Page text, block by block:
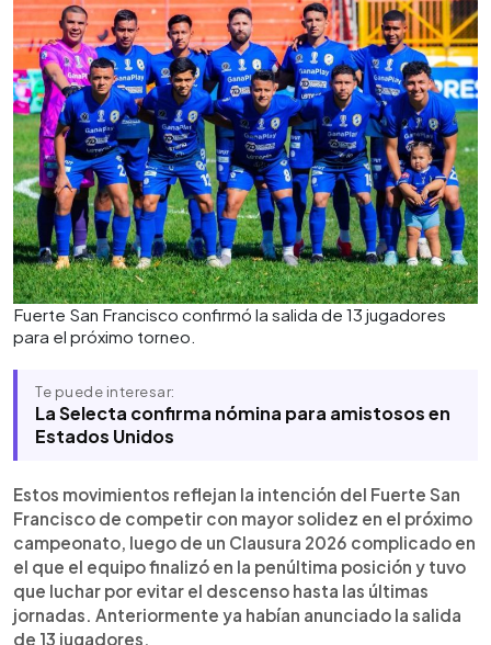
Fuerte San Francisco confirmó la salida de 13 jugadores
para el próximo torneo.
Te puede interesar:
La Selecta confirma nómina para amistosos en
Estados Unidos
Estos movimientos reflejan la intención del Fuerte San
Francisco de competir con mayor solidez en el próximo
campeonato, luego de un Clausura 2026 complicado en
el que el equipo finalizó en la penúltima posición y tuvo
que luchar por evitar el descenso hasta las últimas
jornadas. Anteriormente ya habían anunciado la salida
de 13 jugadores.